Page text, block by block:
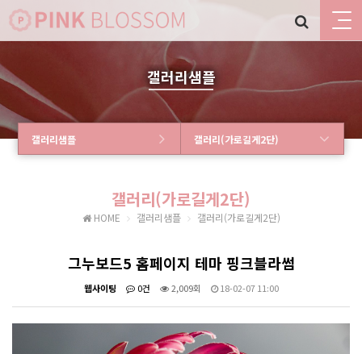
갤러리샘플
갤러리샘플 갤러리(가로길게2단)
갤러리(가로길게2단)
HOME 갤러리샘플 갤러리(가로길게2단)
그누보드5 홈페이지 테마 핑크블라썸
웹사이팅 0건 2,009회 18-02-07 11:00